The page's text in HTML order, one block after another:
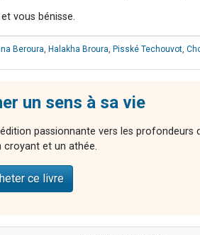
vous bénisse.
Beroura Halakha Broura Pisské Techouvot
un sens à sa vie
passionnante vers les profondeurs
croyant et un athée.
ce livre